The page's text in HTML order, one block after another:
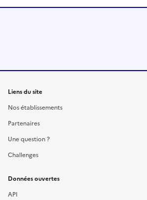
Liens du site
Nos établissements
Partenaires
Une question ?
Challenges
Données ouvertes
API